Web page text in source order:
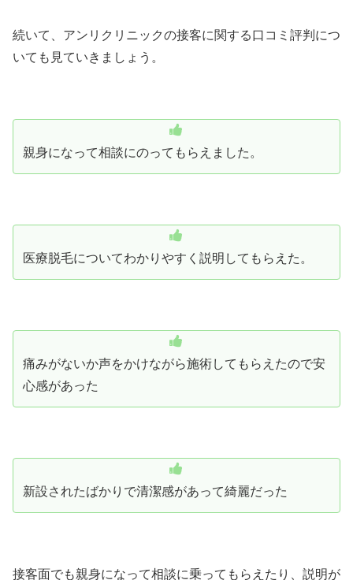
続いて、アンリクリニックの接客に関する口コミ評判につ
いても見ていきましょう。
親身になって相談にのってもらえました。
医療脱毛についてわかりやすく説明してもらえた。
痛みがないか声をかけながら施術してもらえたので安
心感があった
新設されたばかりで清潔感があって綺麗だった
接客面でも親身になって相談に乗ってもらえたり、説明が